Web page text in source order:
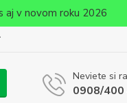
aj v novom roku 2026
Neviete si
0908/400